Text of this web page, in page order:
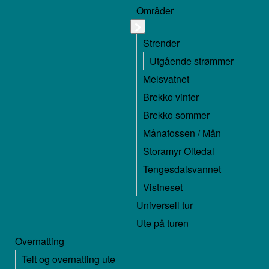
Områder
Strender
Utgående strømmer
Melsvatnet
Brekko vinter
Brekko sommer
Månafossen / Mån
Storamyr Oltedal
Tengesdalsvannet
Vistneset
Universell tur
Ute på turen
Overnatting
Telt og overnatting ute